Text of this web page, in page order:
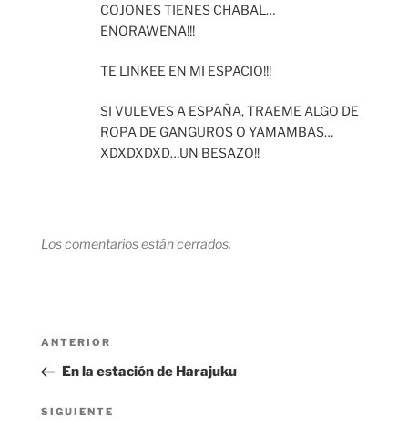
COJONES TIENES CHABAL…
ENORAWENA!!!
TE LINKEE EN MI ESPACIO!!!
SI VULEVES A ESPAÑA, TRAEME ALGO DE
ROPA DE GANGUROS O YAMAMBAS…
XDXDXDXD…UN BESAZO!!
Los comentarios están cerrados.
Navegación
entradas
Entrada
anterior:
ANTERIOR
En la estación de Harajuku
Siguiente
SIGUIENTE